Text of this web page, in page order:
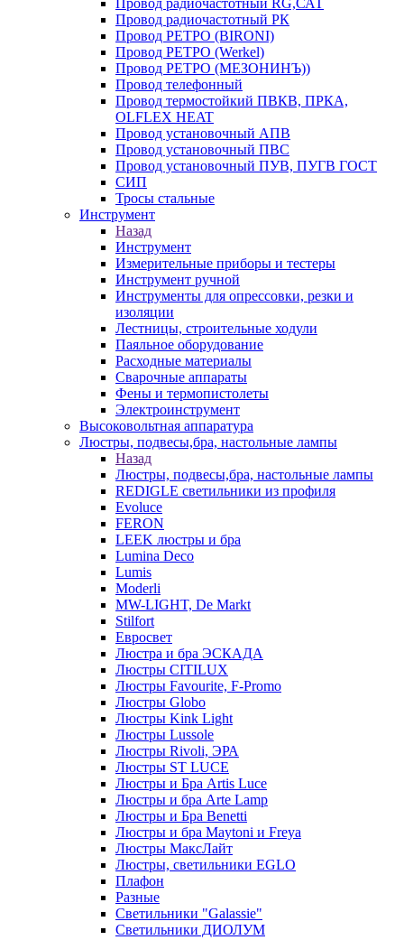
Провод радиочастотный RG,САТ
Провод радиочастотный РК
Провод РЕТРО (BIRONI)
Провод РЕТРО (Werkel)
Провод РЕТРО (МЕЗОНИНЪ))
Провод телефонный
Провод термостойкий ПВКВ, ПРКА,
OLFLEX HEAT
Провод установочный АПВ
Провод установочный ПВС
Провод установочный ПУВ, ПУГВ ГОСТ
СИП
Тросы стальные
Инструмент
Назад
Инструмент
Измерительные приборы и тестеры
Инструмент ручной
Инструменты для опрессовки, резки и
изоляции
Лестницы, строительные ходули
Паяльное оборудование
Расходные материалы
Сварочные аппараты
Фены и термопистолеты
Электроинструмент
Высоковольтная аппаратура
Люстры, подвесы,бра, настольные лампы
Назад
Люстры, подвесы,бра, настольные лампы
REDIGLE светильники из профиля
Evoluce
FERON
LEEK люстры и бра
Lumina Deco
Lumis
Moderli
MW-LIGHT, De Markt
Stilfort
Евросвет
Люстра и бра ЭСКАДА
Люстры CITILUX
Люстры Favourite, F-Promo
Люстры Globo
Люстры Kink Light
Люстры Lussole
Люстры Rivoli, ЭРА
Люстры ST LUCE
Люстры и Бра Artis Luce
Люстры и бра Arte Lamp
Люстры и Бра Benetti
Люстры и бра Maytoni и Freya
Люстры МаксЛайт
Люстры, светильники EGLO
Плафон
Разные
Светильники "Galassie"
Светильники ДИОЛУМ